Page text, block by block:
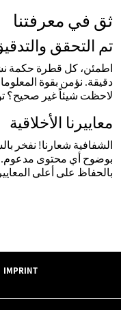
ثق في معرفتنا
تم التحقق
اطمئن، كل قطرة حكمة
دقيقة. نؤمن بقوة
لاحظت شيئاً غير صحيح؟
معاييرنا الأخلاقية
الشفافية شعارنا! نفخر
بوضوح أي محتوى مدعوم.
بالحفاظ على أعلى
IMPRINT